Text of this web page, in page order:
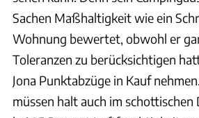
Sachen Maßhaltigkeit wie ein
Wohnung bewertet, obwohl er
Toleranzen zu berücksichtigen
Jona Punktabzüge in Kauf
müssen halt auch im schottischen